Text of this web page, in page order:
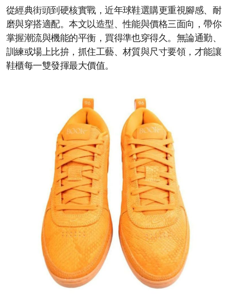
從經典街頭到硬核實戰，近年球鞋選購更重視腳感、耐
磨與穿搭適配。本文以造型、性能與價格三面向，帶你
掌握潮流與機能的平衡，買得準也穿得久。無論通勤、
訓練或場上比拚，抓住工藝、材質與尺寸要領，才能讓
鞋櫃每一雙發揮最大價值。